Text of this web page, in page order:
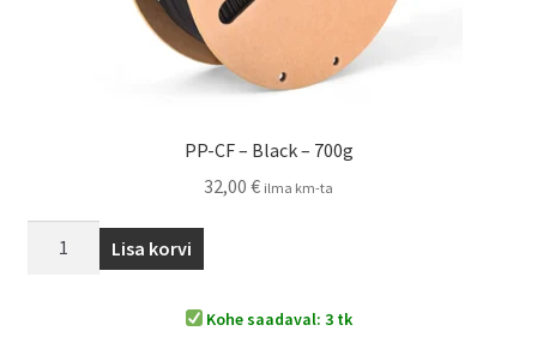
PP-CF – Black – 700g
32,00 € ilma km-ta
Lisa korvi
Kohe saadaval: 3 tk